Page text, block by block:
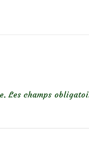
Les champs